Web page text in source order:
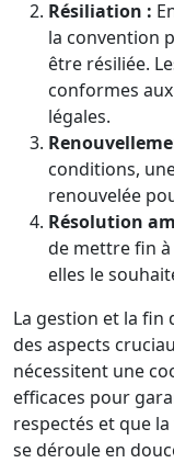
Résiliation :
la convention
être résiliée.
conformes
légales.
conditions,
renouvelée
Résolution
de mettre fin
elles le
La gestion et la
des aspects
nécessitent une
efficaces pour
respectés et que
se déroule en